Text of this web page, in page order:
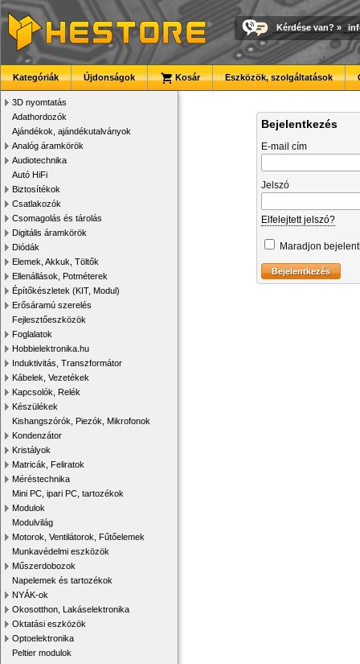
Kérdése van? »
Kategóriák Újdonságok Kosár Eszközök, szolgáltatások
3D nyomtatás
Adathordozók
Ajándékok, ajándékutalványok
Analóg áramkörök
Audiotechnika
Autó HiFi
Biztosítékok
Csatlakozók
Csomagolás és tárolás
Digitális áramkörök
Diódák
Elemek, Akkuk, Töltők
Ellenállások, Potméterek
Építőkészletek (KIT, Modul)
Erősáramú szerelés
Fejlesztőeszközök
Foglalatok
Hobbielektronika.hu
Induktivitás, Transzformátor
Kábelek, Vezetékek
Kapcsolók, Relék
Készülékek
Kishangszórók, Piezók, Mikrofonok
Kondenzátor
Kristályok
Matricák, Feliratok
Méréstechnika
Mini PC, ipari PC, tartozékok
Modulok
Modulvilág
Motorok, Ventilátorok, Fűtőelemek
Munkavédelmi eszközök
Műszerdobozok
Napelemek és tartozékok
NYÁK-ok
Okosotthon, Lakáselektronika
Oktatási eszközök
Optoelektronika
Peltier modulok
Bejelentkezés
E-mail cím
Jelszó
Elfelejtett jelszó?
Maradjon